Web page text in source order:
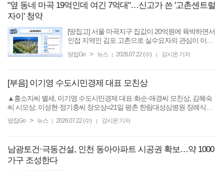
"옆 동네 마곡 19억인데 여긴 7억대"…신고가 쓴 '고촌센트럴
자이' 청약
[땅집고] 서울 마곡지구 집값이 20억원에 육박하면서
인접 지역인 김포 고촌으로 실수요자의 관심이 이동
가는 절반 수준에 불과해 ‘가성비 신축’으로 주목받는
땅집Go > 뉴스 | 2026.07.22 (수) | 강시온 기자
[부음] 이기영 수도시민경제 대표 모친상
▲홍소지씨 별세, 이기영 수도시민경제 대표·화순·애경씨 모친상, 김혜숙
씨 시모상, 이성현·정기충씨 장모상=21일 평촌 한림대성심병원 장례식장,
땅집Go > 뉴스 | 2026.07.22 (수) | 강시온 기자
남광토건·극동건설, 인천 동아아파트 시공권 확보…약 1000
가구 조성한다